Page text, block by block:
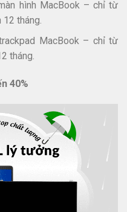
hình MacBook – chỉ từ
tháng.​
MacBook – chỉ từ
tháng.
40%